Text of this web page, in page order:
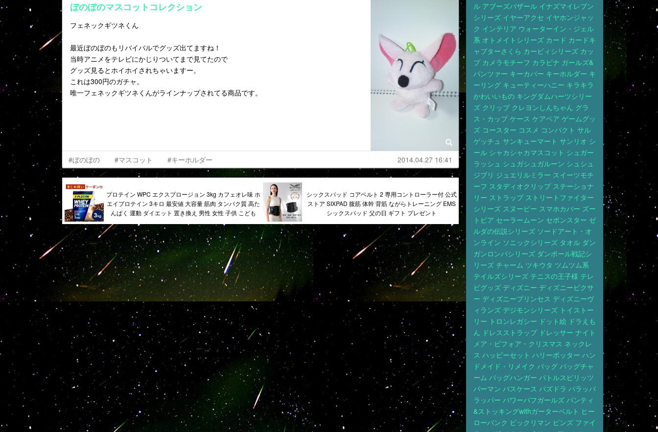
ぼのぼのマスコットコレクション
フェネックギツネくん
最近ぼのぼのもリバイバルでグッズ出てますね！
当時アニメをテレビにかじりついてまで見てたので
グッズ見るとホイホイされちゃいますー。
これは300円のガチャ。
唯一フェネックギツネくんがラインナップされてる商品です。
#ぼのぼの #マスコット #キーホルダー 2014.04.27 16:41
プロテイン WPC エクスプロージョン 3kg カフェオレ味 ホ
エイプロテイン 3キロ 最安値 大容量 筋肉 タンパク質 高た
んぱく 運動 ダイエット 置き換え 男性 女性 子供 こども
シックスパッド コアベルト 2 専用コントローラー付 公式
ストア SIXPAD 腹筋 体幹 背筋 ながらトレーニング EMS
シックスパッド 父の日 ギフト プレゼント
ル アブーズバザール イナズマイレブン
シリーズ イヤーアクセ イヤホンジャッ
ク インテリア ウォーターイン・ジェル
系 オトメイトシリーズ カード カードキ
ャプターさくら カービィシリーズ カッ
プ カメラモチーフ カラビナ ガールズ&
パンツァー キーカバー キーホルダー キ
ーリング キューティーハニー キラキラ
かわいいもの キングダムハーツシリー
ズ クリップ クレヨンしんちゃん グラ
ス・カップ ケース ケアベア ゲームグッ
ズ コースター コスメ コンパクト サル
ゲッチュ サンキューマート サンリオ シ
ール シャカシャカマスコット シュガー
ラッシュ シュガシュガルーン シュシュ
ジブリ ジュエリルミラー スイーツモチ
ーフ スタディオクリップ ステーショナ
リー ストラップ ストリートファイター
シリーズ スヌーピー スマホカバー ズー
トピア セーラームーン セボンスター ゼ
ルダの伝説シリーズ ソードアート・オ
ンライン ソニックシリーズ タオル ダン
ガンロンパシリーズ ダンボール戦記シ
リーズ チャーム ツキウタ ツムツム系
テイルズシリーズ テニスの王子様 テレ
ビグッズ ディズニー ディズニーピクサ
ー ディズニープリンセス ディズニーヴ
ィランズ デジモンシリーズ トイストー
リー トロンレガシー ドット絵 ドラえも
ん ドレスストラップ ドレッサー ナイト
メア・ビフォア・クリスマス ネックレ
ス ハッピーセット ハリーポッター ハン
ドメイド・リメイク バッグ バッグチャ
ーム バッグハンガー バトルスピリッツ
パーマン パスケース パズドラ パラッパ
ラッパー パワーパフガールズ パンティ
&ストッキングwithガーターベルト ヒー
ローバンク ビックリマン ピンズ ファイ